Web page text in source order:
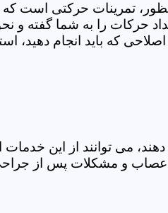
تمرینات حرکتی
حرکات را به شما گفته و
که باید انجام دهید،
می توانند از این خدمات
و مشکلات پس از جراحی